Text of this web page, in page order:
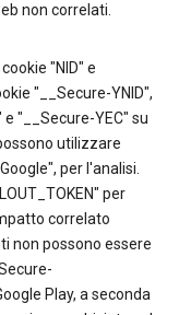
non correlati.
"NID" e
"__Secure-YNID",
e "__Secure-YEC" su
utilizzare
per l'analisi.
per
correlato
non possono essere
Play, a seconda